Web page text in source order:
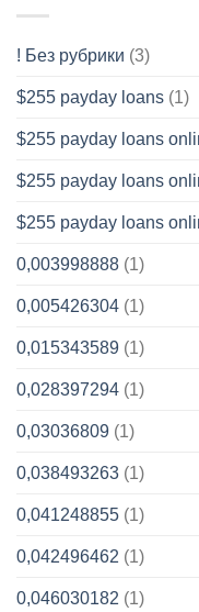
! Без рубрики (3)
$255 payday loans (1)
$255 payday loans
$255 payday loans
$255 payday loans
0,003998888 (1)
0,005426304 (1)
0,015343589 (1)
0,028397294 (1)
0,03036809 (1)
0,038493263 (1)
0,041248855 (1)
0,042496462 (1)
0,046030182 (1)